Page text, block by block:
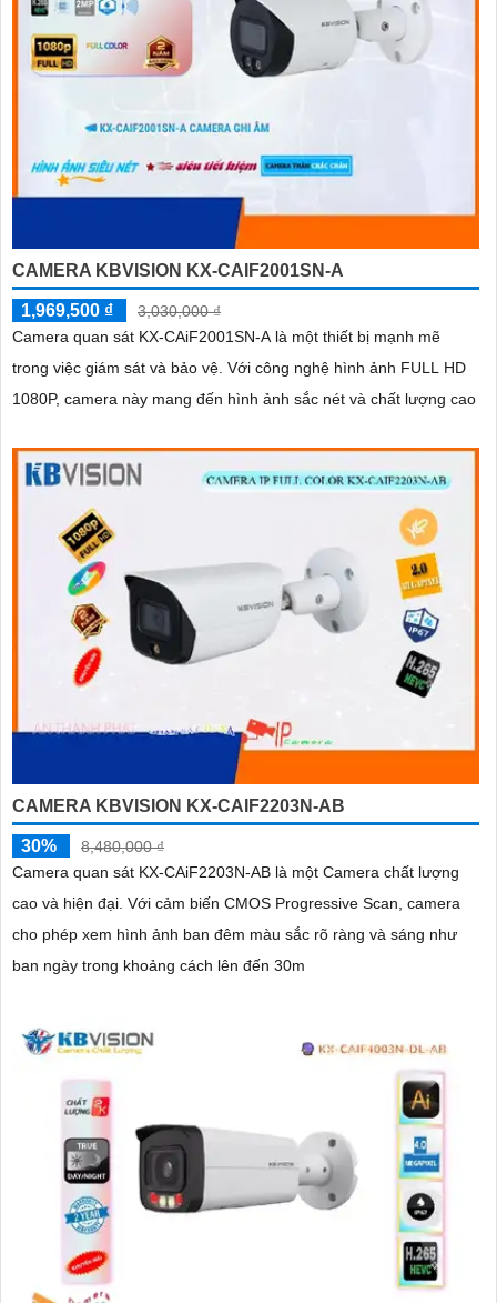
CAMERA KBVISION KX-CAIF2001SN-A
1,969,500 ₫
3,030,000 ₫
Camera quan sát KX-CAiF2001SN-A là một thiết bị mạnh mẽ
trong việc giám sát và bảo vệ. Với công nghệ hình ảnh FULL HD
1080P, camera này mang đến hình ảnh sắc nét và chất lượng cao
CAMERA KBVISION KX-CAIF2203N-AB
30%
8,480,000 ₫
Camera quan sát KX-CAiF2203N-AB là một Camera chất lượng
cao và hiện đại. Với cảm biến CMOS Progressive Scan, camera
cho phép xem hình ảnh ban đêm màu sắc rõ ràng và sáng như
ban ngày trong khoảng cách lên đến 30m